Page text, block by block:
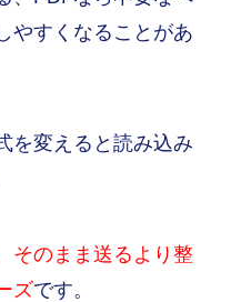
やすくなることがあ
を変えると読み込み
そのまま送るより整
ズです。